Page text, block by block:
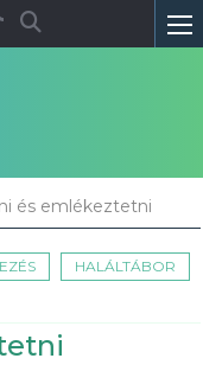
és emlékeztetni
HALÁLTÁBOR